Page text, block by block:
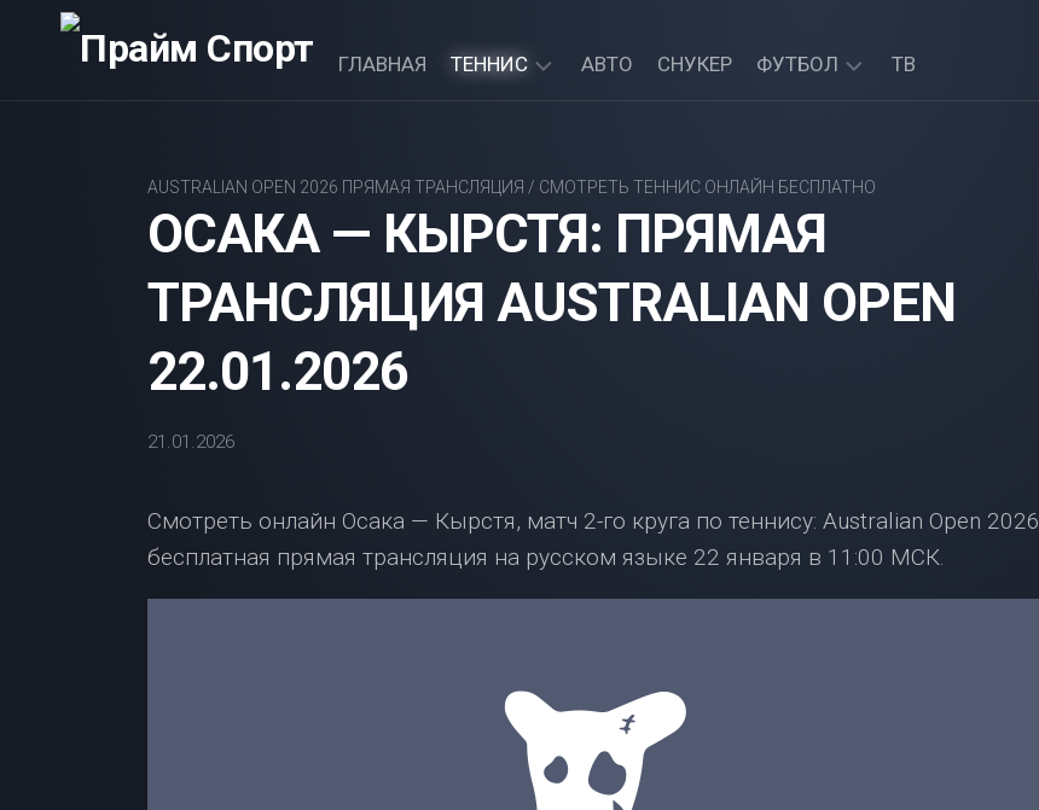
Перейти
содержанию
ГЛАВНАЯ ТЕННИС
WTA
TENNIS
НАШИ
АВТО СНУКЕР ФУТБОЛ
ПРЯМЫЕ
ТРАНСЛЯЦИИ
ТВ
AUSTRALIAN OPEN 2026 ПРЯМАЯ ТРАНСЛЯЦИЯ / СМОТРЕТЬ ТЕННИС ОНЛАЙН БЕСПЛАТНО
ОСАКА — КЫРСТЯ: ПРЯМАЯ
ТРАНСЛЯЦИЯ AUSTRALIAN OPEN
22.01.2026
21.01.2026
Смотреть онлайн Осака — Кырстя, матч 2-го круга по теннису: Australian Open 2026
бесплатная прямая трансляция на русском языке 22 января в 11:00 МСК.